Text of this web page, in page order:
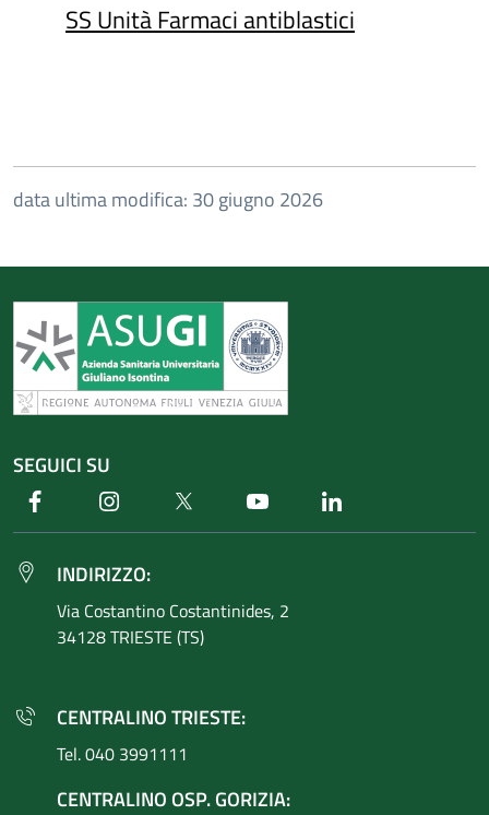
SS Unità Farmaci antiblastici
data ultima modifica: 30 giugno 2026
SEGUICI SU
Facebook Instagram Twitter Youtube
INDIRIZZO:
Via Costantino Costantinides, 2
34128 TRIESTE (TS)
CENTRALINO TRIESTE:
Tel. 040 3991111
CENTRALINO OSP. GORIZIA: